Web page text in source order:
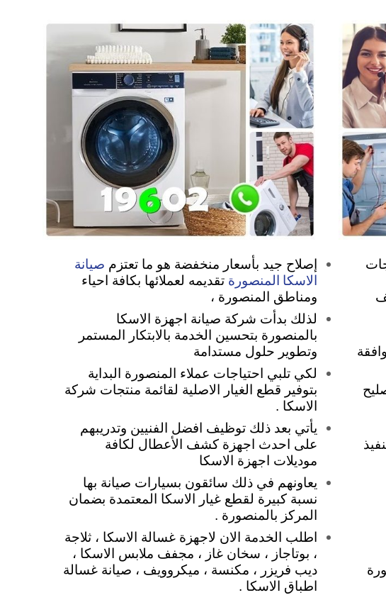
إصلاح جيد بأسعار منخفضة هو ما تعتزم صيانة
الاسكا المنصورة تقديمه لعملائها بكافة احياء
ومناطق المنصورة ،
لذلك بدأت شركة صيانة اجهزة الاسكا
بالمنصورة بتحسين الخدمة بالابتكار المستمر
وتطوير حلول مستدامة
لكي تلبي احتياجات عملاء المنصورة البداية
بتوفير قطع الغيار الاصلية لقائمة منتجات شركة
الاسكا .
يأتي بعد ذلك توظيف افضل الفنيين وتدريبهم
على احدث اجهزة كشف الأعطال لكافة
موديلات اجهزة الاسكا
يعاونهم في ذلك سائقون بسيارات صيانة بها
نسبة كبيرة لقطع غيار الاسكا المعتمدة بضمان
المركز بالمنصورة .
اطلب الخدمة الان لاجهزة غسالة الاسكا ، ثلاجة
، بوتاجاز ، سخان غاز ، مجفف ملابس الاسكا ،
ديب فريزر ، مكنسة ، ميكروويف ، صيانة غسالة
اطباق الاسكا .